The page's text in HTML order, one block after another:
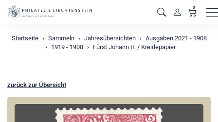
0
Startseite Sammeln Jahresübersichten
Ausgaben 2021 - 1908
1919 - 1908
Fürst Johann II. / Kreidepapier
zurück zur Übersicht